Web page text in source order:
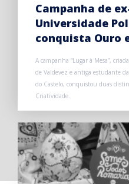
Campanha de
Universidade
conquista Ouro
A campanha “Lugar à Mesa”,
de Valdevez e antiga estudante
do Castelo, conquistou duas
Criatividade.